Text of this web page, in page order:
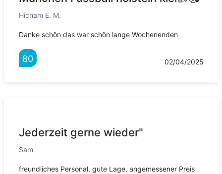
Hicham E. M.
Danke schön das war schön lange Wochenenden
80 02/04/2025
Jederzeit gerne wieder"
Sam
freundliches Personal, gute Lage, angemessener Preis